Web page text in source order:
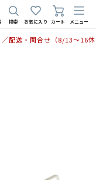
検索 お気に入り カート メニュー
配送・問合せ（8/13〜16休